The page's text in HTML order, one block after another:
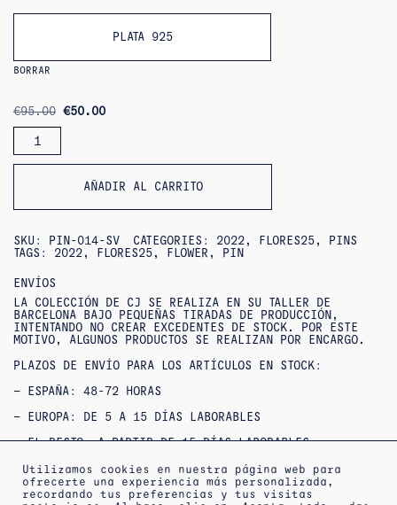
PLATA 925
BORRAR
€95.00 ORIGINAL
€50.00CURRENT
PIN
FLOR
AÑADIR AL CARRITO
SKU: PIN-014-SV CATEGORIES: 2022 , FLORES25 ,
PINS
TAGS: 2022 , FLORES25 , FLOWER , PIN
ENVÍOS
LA COLECCIÓN DE CJ SE REALIZA EN SU TALLER DE
BARCELONA BAJO PEQUEÑAS TIRADAS DE PRODUCCIÓN,
INTENTANDO NO CREAR EXCEDENTES DE STOCK. POR ESTE
MOTIVO, ALGUNOS PRODUCTOS SE REALIZAN POR ENCARGO.
PLAZOS DE ENVÍO PARA LOS ARTÍCULOS EN STOCK:
– ESPAÑA: 48-72 HORAS
– EUROPA: DE 5 A 15 DÍAS LABORABLES
– EL RESTO, A PARTIR DE 15 DÍAS LABORABLES
SI NO ENCUENTRAS TU TALLA O QUIERES CONSULTAR
DISPONIBILIDAD / ENTREGAS URGENTES,
PUEDESCONTACTAR CON NOSOTROS.
Utilizamos cookies en nuestra página web para
ofrecerte una experiencia más personalizada,
recordando tus preferencias y tus visitas